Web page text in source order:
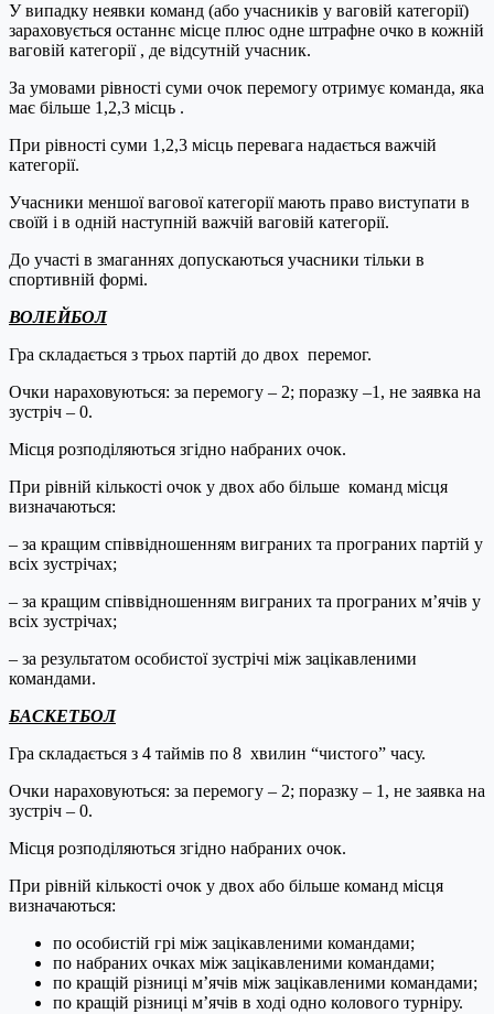
У випадку неявки команд (або учасників у ваговій категорії)
зараховується останнє місце плюс одне штрафне очко в кожній
ваговій категорії , де відсутній учасник.
За умовами рівності суми очок перемогу отримує команда, яка
має більше 1,2,3 місць .
При рівності суми 1,2,3 місць перевага надається важчій
категорії.
Учасники меншої вагової категорії мають право виступати в
своїй і в одній наступній важчій ваговій категорії.
До участі в змаганнях допускаються учасники тільки в
спортивній формі.
ВОЛЕЙБОЛ
Гра складається з трьох партій до двох перемог.
Очки нараховуються: за перемогу – 2; поразку –1, не заявка на
зустріч – 0.
Місця розподіляються згідно набраних очок.
При рівній кількості очок у двох або більше команд місця
визначаються:
– за кращим співвідношенням виграних та програних партій у
всіх зустрічах;
– за кращим співвідношенням виграних та програних м’ячів у
всіх зустрічах;
– за результатом особистої зустрічі між зацікавленими
командами.
БАСКЕТБОЛ
Гра складається з 4 таймів по 8 хвилин “чистого” часу.
Очки нараховуються: за перемогу – 2; поразку – 1, не заявка на
зустріч – 0.
Місця розподіляються згідно набраних очок.
При рівній кількості очок у двох або більше команд місця
визначаються:
по особистій грі між зацікавленими командами;
по набраних очках між зацікавленими командами;
по кращій різниці м’ячів між зацікавленими командами;
по кращій різниці м’ячів в ході одно колового турніру.